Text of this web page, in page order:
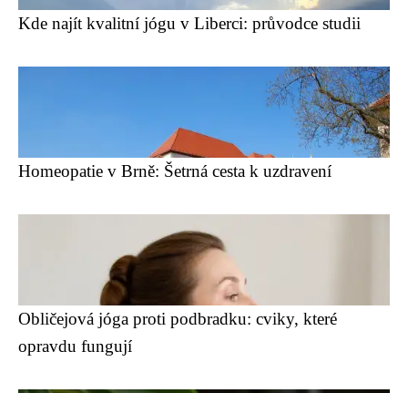
Kde najít kvalitní jógu v Liberci: průvodce studii
Homeopatie v Brně: Šetrná cesta k uzdravení
Obličejová jóga proti podbradku: cviky, které
opravdu fungují